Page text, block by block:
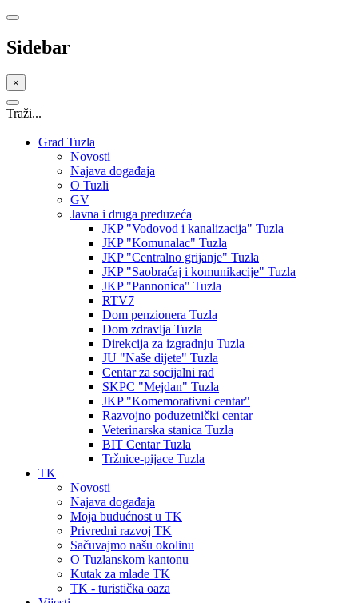
Sidebar
×
Traži...
Grad Tuzla
Novosti
Najava događaja
O Tuzli
GV
Javna i druga preduzeća
JKP "Vodovod i kanalizacija" Tuzla
JKP "Komunalac" Tuzla
JKP "Centralno grijanje" Tuzla
JKP "Saobraćaj i komunikacije" Tuzla
JKP "Pannonica" Tuzla
RTV7
Dom penzionera Tuzla
Dom zdravlja Tuzla
Direkcija za izgradnju Tuzla
JU "Naše dijete" Tuzla
Centar za socijalni rad
SKPC "Mejdan" Tuzla
JKP "Komemorativni centar"
Razvojno poduzetnički centar
Veterinarska stanica Tuzla
BIT Centar Tuzla
Tržnice-pijace Tuzla
TK
Novosti
Najava događaja
Moja budućnost u TK
Privredni razvoj TK
Sačuvajmo našu okolinu
O Tuzlanskom kantonu
Kutak za mlade TK
TK - turistička oaza